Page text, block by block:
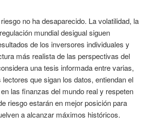
no ha desaparecido. La volatilidad, la
mundial desigual siguen
de los inversores individuales y
más realista de las perspectivas del
una tesis informada entre varias,
que sigan los datos, entiendan el
las finanzas del mundo real y respeten
riesgo estarán en mejor posición para
a alcanzar máximos históricos.